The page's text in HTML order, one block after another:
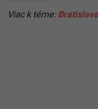
Viac k téme:Bratislava